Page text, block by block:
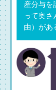
産分与を
って奥さ
由）があ